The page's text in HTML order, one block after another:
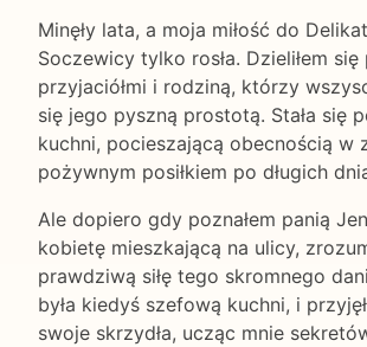
Minęły lata, a moja miłość do
Soczewicy tylko rosła. Dzieliłem
przyjaciółmi i rodziną, którzy
się jego pyszną prostotą. Stała się
kuchni, pocieszającą obecnością w
pożywnym posiłkiem po długich
Ale dopiero gdy poznałem panią
kobietę mieszkającą na ulicy,
prawdziwą siłę tego skromnego
była kiedyś szefową kuchni, i
swoje skrzydła, ucząc mnie